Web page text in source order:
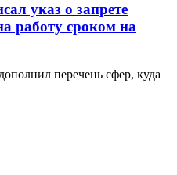
указ о запрете
работу сроком на
перечень сфер, куда